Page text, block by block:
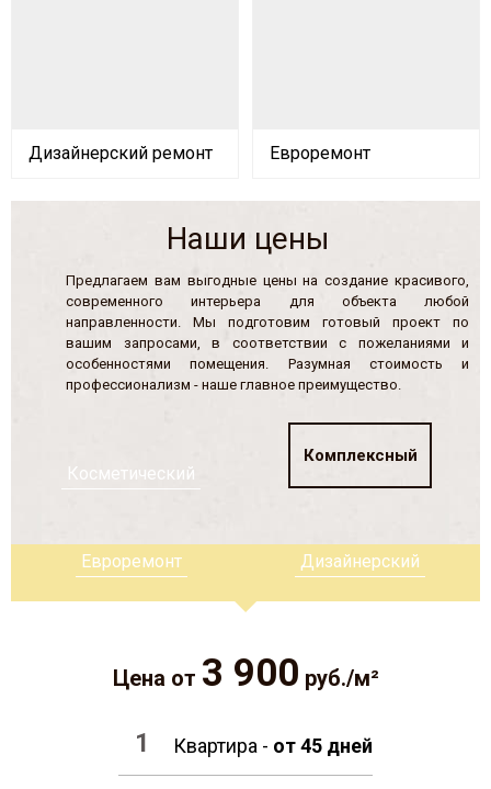
Дизайнерский ремонт Евроремонт
Наши цены
Предлагаем вам выгодные цены на создание красивого,
современного интерьера для объекта любой
направленности. Мы подготовим готовый проект по
вашим запросами, в соответствии с пожеланиями и
особенностями помещения. Разумная стоимость и
профессионализм - наше главное преимущество.
Косметический
Комплексный
Евроремонт Дизайнерский
Цена от 3 900 руб./м²
Квартира - от 45 дней